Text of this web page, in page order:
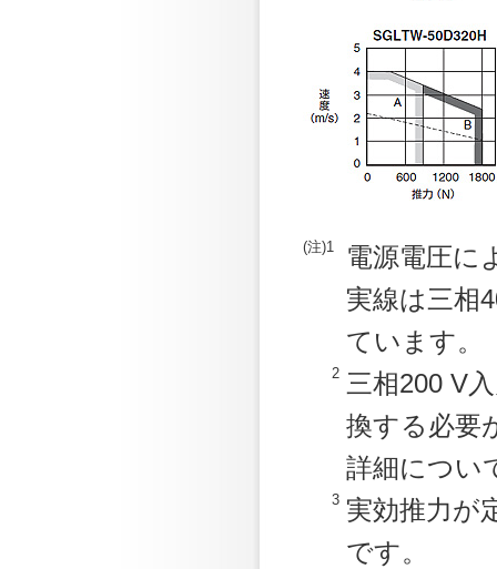
(注)1
電源電圧に
実線は三相
ています。
2 三相200 V
換する必要
詳細につい
3 実効推力が
です。